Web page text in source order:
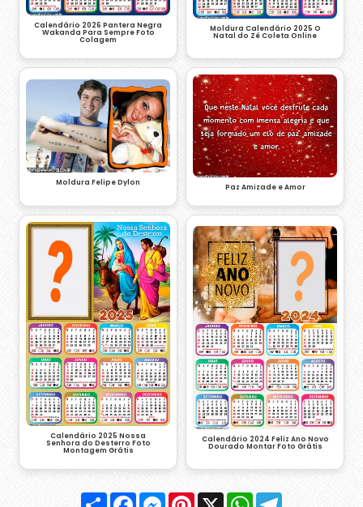
Calendário 2026 Pantera Negra
Wakanda Para Sempre Foto
Colagem
Moldura Calendário 2025 O
Natal do Zé Coleta Online
Moldura Felipe Dylon
Paz Amizade e Amor
Calendário 2025 Nossa
Senhora do Desterro Foto
Montagem Grátis
Calendário 2024 Feliz Ano Novo
Dourado Montar Foto Grátis
Compartilhar
FacebookMessenger
Pinterest
X WhatsApp